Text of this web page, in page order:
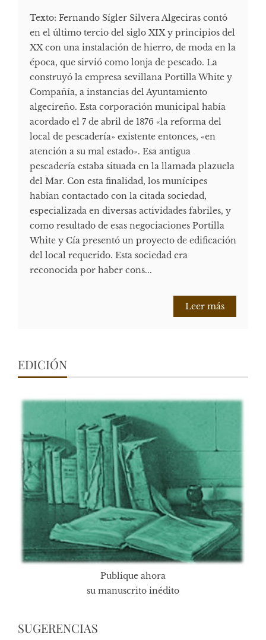
Texto: Fernando Sígler Silvera Algeciras contó
en el último tercio del siglo XIX y principios del
XX con una instalación de hierro, de moda en la
época, que sirvió como lonja de pescado. La
construyó la empresa sevillana Portilla White y
Compañía, a instancias del Ayuntamiento
algecireño. Esta corporación municipal había
acordado el 7 de abril de 1876 «la reforma del
local de pescadería» existente entonces, «en
atención a su mal estado». Esa antigua
pescadería estaba situada en la llamada plazuela
del Mar. Con esta finalidad, los munícipes
habían contactado con la citada sociedad,
especializada en diversas actividades fabriles, y
como resultado de esas negociaciones Portilla
White y Cía presentó un proyecto de edificación
del local requerido. Esta sociedad era
reconocida por haber cons...
Leer más
EDICIÓN
Publique ahora
su manuscrito inédito
SUGERENCIAS